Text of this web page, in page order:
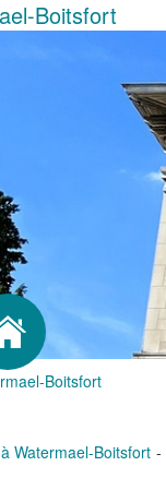
Boitsfort
Boitsfort
Watermael-Boitsfort